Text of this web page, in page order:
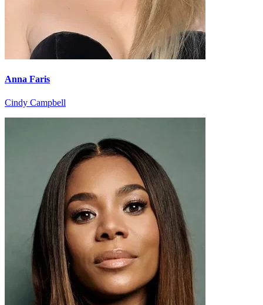
Anna Faris
Cindy Campbell